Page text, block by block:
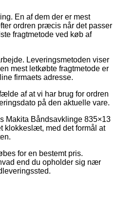
En af dem der er mest
ordren præcis når det passer
fragtmetode ved køb af
Leveringsmetoden viser
mest letkøbte fragtmetode er
firmaets adresse.
af at vi har brug for ordren
på den aktuelle vare.
Makita Båndsavklinge 835×13
klokkeslæt, med det formål at
for en bestemt pris.
end du opholder sig nær